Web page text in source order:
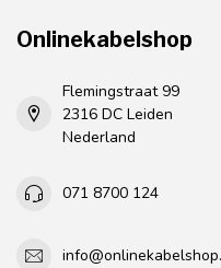
Onlinekabelshop
Flemingstraat 99
2316 DC Leiden
Nederland
071 8700 124